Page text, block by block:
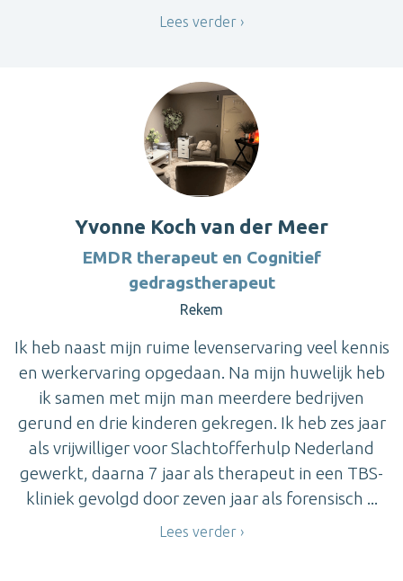
Lees verder
Yvonne Koch van der Meer
EMDR therapeut en Cognitief
gedragstherapeut
Rekem
Ik heb naast mijn ruime levenservaring veel kennis
en werkervaring opgedaan. Na mijn huwelijk heb
ik samen met mijn man meerdere bedrijven
gerund en drie kinderen gekregen. Ik heb zes jaar
als vrijwilliger voor Slachtofferhulp Nederland
gewerkt, daarna 7 jaar als therapeut in een TBS-
kliniek gevolgd door zeven jaar als forensisch ...
Lees verder